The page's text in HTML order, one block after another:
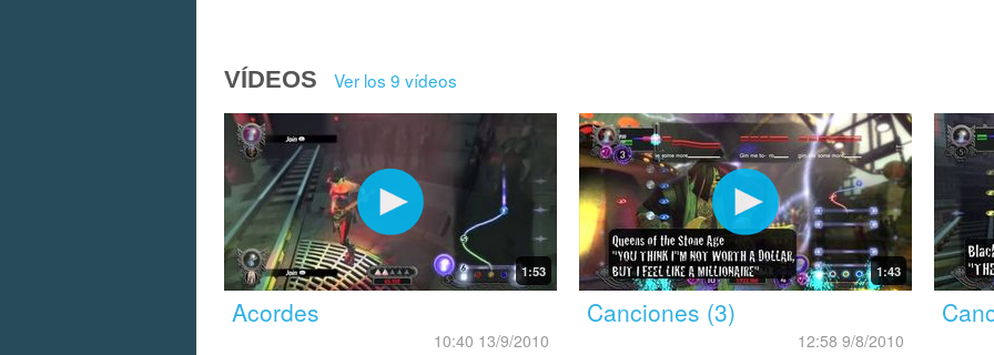
VÍDEOS Ver los 9 vídeos
1:53
Acordes
10:40 13/9/2010
1:43
Canciones (3)
12:58 9/8/2010